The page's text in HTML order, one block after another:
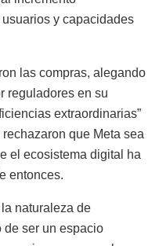
y capacidades
las compras, alegando
reguladores en su
extraordinarias”
que Meta sea
el ecosistema digital ha
entonces.
naturaleza de
de ser un espacio